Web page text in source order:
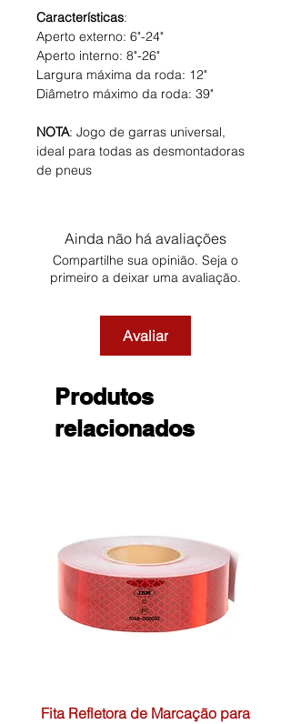
Características:
Aperto externo: 6"-24"
Aperto interno: 8"-26"
Largura máxima da roda: 12"
Diâmetro máximo da roda: 39"
NOTA: Jogo de garras universal,
ideal para todas as desmontadoras
de pneus
Ainda não há avaliações
Compartilhe sua opinião. Seja o
primeiro a deixar uma avaliação.
Avaliar
Produtos
relacionados
Fita Refletora de Marcação para